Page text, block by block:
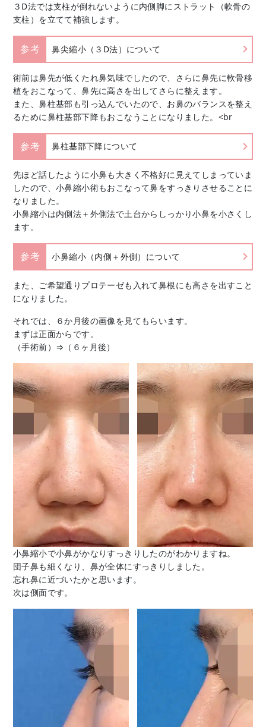
３D法では支柱が倒れないように内側脚にストラット（軟骨の
支柱）を立てて補強します。
参考 鼻尖縮小（３D法）について
術前は鼻先が低くたれ鼻気味でしたので、さらに鼻先に軟骨移
植をおこなって、鼻先に高さを出してさらに整えます。
また、鼻柱基部も引っ込んでいたので、お鼻のバランスを整え
るために鼻柱基部下降もおこなうことになりました。<br
参考 鼻柱基部下降について
先ほど話したように小鼻も大きく不格好に見えてしまっていま
したので、小鼻縮小術もおこなって鼻をすっきりさせることに
なりました。
小鼻縮小は内側法＋外側法で土台からしっかり小鼻を小さくし
ます。
参考 小鼻縮小（内側＋外側）について
また、ご希望通りプロテーゼも入れて鼻根にも高さを出すこと
になりました。
それでは、６か月後の画像を見てもらいます。
まずは正面からです。
（手術前）⇒（６ヶ月後）
小鼻縮小で小鼻がかなりすっきりしたのがわかりますね。
団子鼻も細くなり、鼻が全体にすっきりしました。
忘れ鼻に近づいたかと思います。
次は側面です。